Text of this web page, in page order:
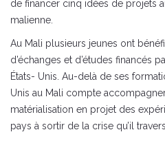
de financer cinq idées de projets
malienne.
Au Mali plusieurs jeunes ont
d’échanges et d’études financés
États- Unis. Au-delà de ses
Unis au Mali compte
matérialisation en projet des
pays à sortir de la crise qu’il